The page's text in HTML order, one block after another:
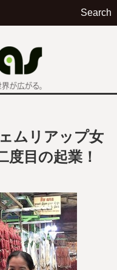
Search
ムリアップ女
目の起業！